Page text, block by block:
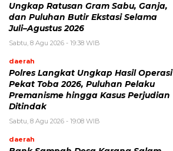
Ungkap Ratusan Gram Sabu, Ganja,
dan Puluhan Butir Ekstasi Selama
Juli–Agustus 2026
Sabtu, 8 Agu 2026 - 19:38 WIB
daerah
Polres Langkat Ungkap Hasil Operasi
Pekat Toba 2026, Puluhan Pelaku
Premanisme hingga Kasus Perjudian
Ditindak
Sabtu, 8 Agu 2026 - 19:08 WIB
daerah